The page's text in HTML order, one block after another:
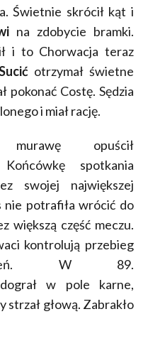
Świetnie skrócił kąt i
na zdobycie bramki.
i to Chorwacja teraz
otrzymał świetne
pokonać Costę. Sędzia
i miał rację.
opuścił
spotkania
swojej największej
nie potrafiła wrócić do
większą część meczu.
kontrolują przebieg
W 89.
w pole karne,
strzał głową. Zabrakło